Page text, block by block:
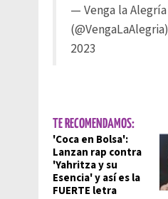
— Venga la Alegría
(@VengaLaAlegria)
2023
TE RECOMENDAMOS:
'Coca en Bolsa':
Lanzan rap contra
'Yahritza y su
Esencia' y así es la
FUERTE letra